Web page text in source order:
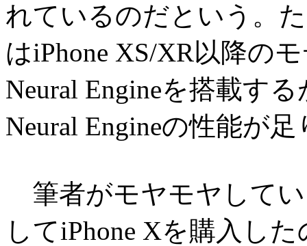
れているのだという。
はiPhone XS/XR以降の
Neural Engineを搭載す
Neural Engineの性能が
筆者がモヤモヤしてい
してiPhone Xを購入し